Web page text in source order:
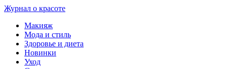
Журнал о красоте
Макияж
Мода и стиль
Здоровье и диета
Новинки
Уход